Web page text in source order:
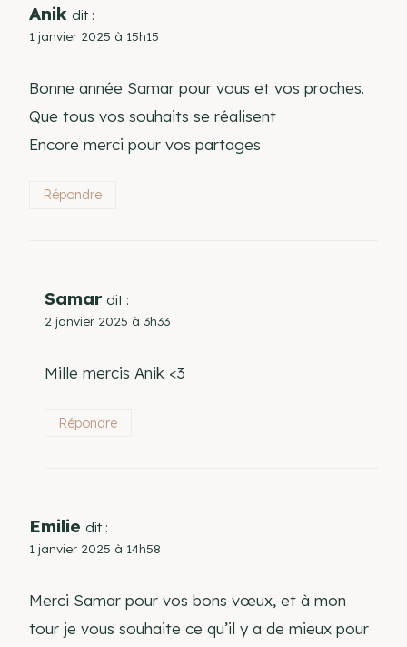
Anik dit :
1 janvier 2025 à 15h15
Bonne année Samar pour vous et vos proches.
Que tous vos souhaits se réalisent
Encore merci pour vos partages
Répondre
Samar dit :
2 janvier 2025 à 3h33
Mille mercis Anik <3
Répondre
Emilie dit :
1 janvier 2025 à 14h58
Merci Samar pour vos bons vœux, et à mon
tour je vous souhaite ce qu’il y a de mieux pour